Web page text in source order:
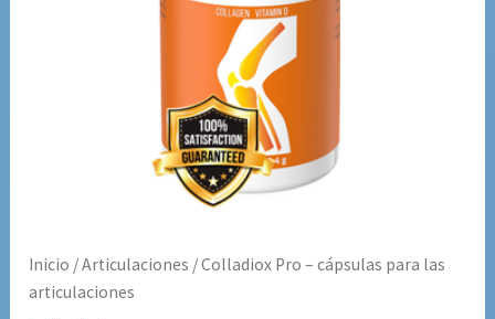
Inicio /Articulaciones / Colladiox Pro – cápsulas para las
articulaciones